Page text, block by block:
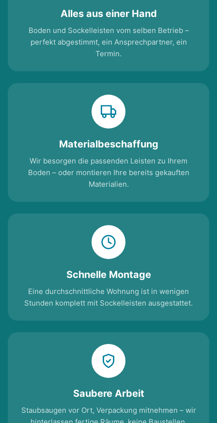
Alles aus einer Hand
Boden und Sockelleisten vom selben Betrieb –
perfekt abgestimmt, ein Ansprechpartner, ein
Termin.
Materialbeschaffung
Wir besorgen die passenden Leisten zu Ihrem
Boden – oder montieren Ihre bereits gekauften
Materialien.
Schnelle Montage
Eine durchschnittliche Wohnung ist in wenigen
Stunden komplett mit Sockelleisten ausgestattet.
Saubere Arbeit
Staubsaugen vor Ort, Verpackung mitnehmen – wir